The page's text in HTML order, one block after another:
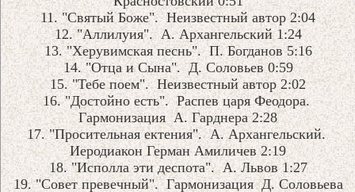
11. "Святый Боже". Неизвестный автор 2:04
12. "Аллилуия". А. Архангельский 1:24
13. "Херувимская песнь". П. Богданов 5:16
14. "Отца и Сына". Д. Соловьев 0:59
15. "Тебе поем". Неизвестный автор 2:02
16. "Достойно есть". Распев царя Феодора.
Гармонизация А. Гарднера 2:28
17. "Просительная ектения". А. Архангельский.
Иеродиакон Герман Амиличев 2:19
18. "Исполла эти деспота". А. Львов 1:27
19. "Совет превечный". Гармонизация Д. Соловьева